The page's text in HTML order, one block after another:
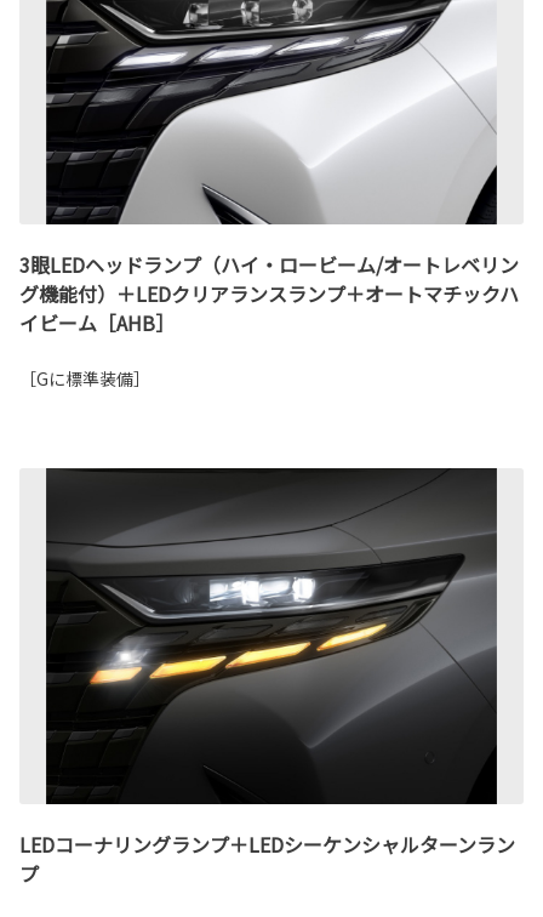
3眼LEDヘッドランプ（ハイ・ロービーム/オートレベリン
グ機能付）＋LEDクリアランスランプ＋オートマチックハ
イビーム［AHB］
［Gに標準装備］
LEDコーナリングランプ＋LEDシーケンシャルターンラン
プ